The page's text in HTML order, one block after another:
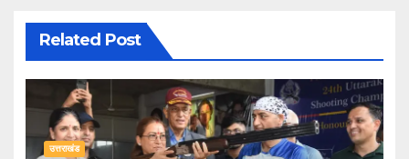
Related Post
उत्तराखंड